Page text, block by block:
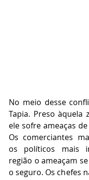
No meio desse
Tapia. Preso àquela
ele sofre ameaças
Os comerciantes
os políticos mais
região o ameaçam
o seguro. Os chefes